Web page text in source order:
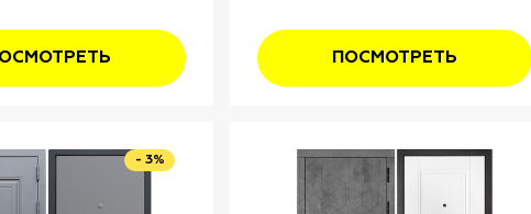
ПОСМОТРЕТЬ
- 3%